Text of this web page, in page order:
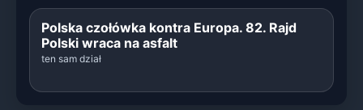
Polska czołówka kontra Europa. 82. Rajd
Polski wraca na asfalt
ten sam dział